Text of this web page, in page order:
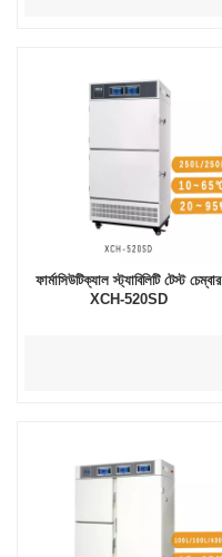
ফার্মাসিউটিক্যাল স্ট্যাবিলিটি টেস্ট চেম্বার
XCH-520SD